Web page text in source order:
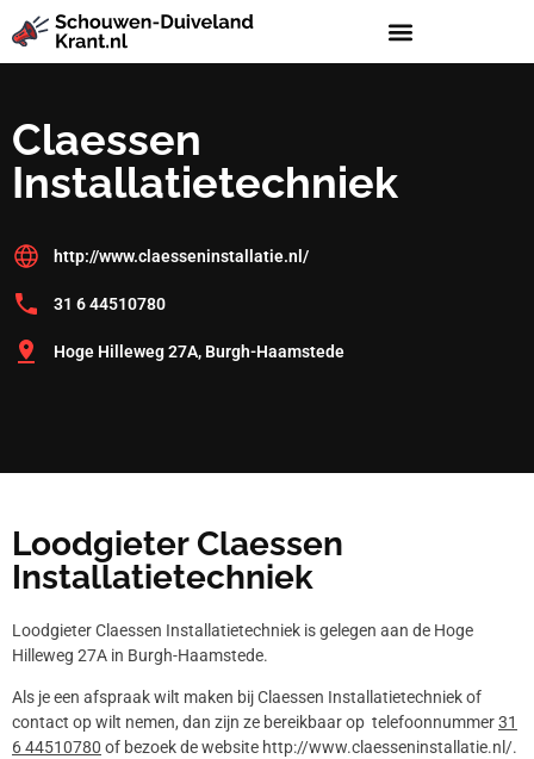
Claessen
Installatietechniek
http://www.claesseninstallatie.nl/
31 6 44510780
Hoge Hilleweg 27A, Burgh-Haamstede
Loodgieter Claessen
Installatietechniek
Loodgieter Claessen Installatietechniek is gelegen aan de Hoge
Hilleweg 27A in Burgh-Haamstede.
Als je een afspraak wilt maken bij Claessen Installatietechniek of
contact op wilt nemen, dan zijn ze bereikbaar op telefoonnummer31
6 44510780 of bezoek de website http://www.claesseninstallatie.nl/.